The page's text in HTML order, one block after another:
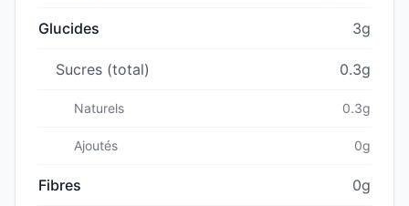
Glucides 3g
Sucres (total) 0.3g
Naturels 0.3g
Ajoutés 0g
Fibres 0g